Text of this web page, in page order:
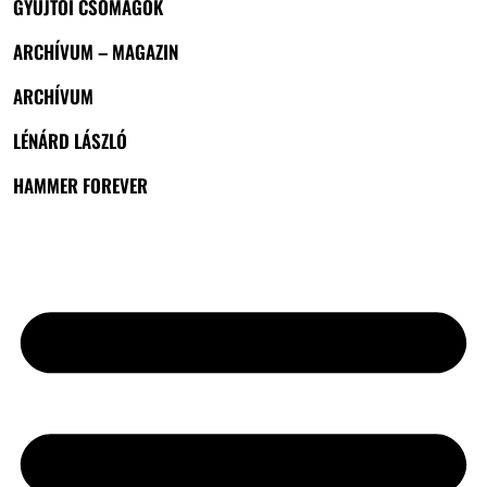
GYŰJTŐI CSOMAGOK
ARCHÍVUM – MAGAZIN
ARCHÍVUM
LÉNÁRD LÁSZLÓ
HAMMER FOREVER